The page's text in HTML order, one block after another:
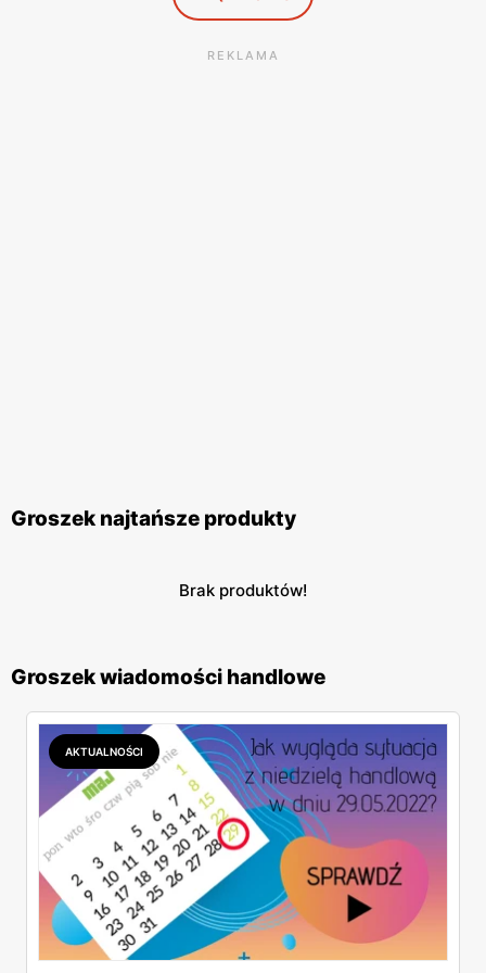
REKLAMA
Groszek najtańsze produkty
Brak produktów!
Groszek wiadomości handlowe
AKTUALNOŚCI